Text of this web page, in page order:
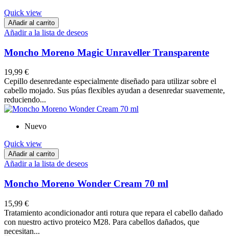
Quick view
Añadir al carrito
Añadir a la lista de deseos
Moncho Moreno Magic Unraveller Transparente
19,99 €
Cepillo desenredante especialmente diseñado para utilizar sobre el
cabello mojado. Sus púas flexibles ayudan a desenredar suavemente,
reduciendo...
Nuevo
Quick view
Añadir al carrito
Añadir a la lista de deseos
Moncho Moreno Wonder Cream 70 ml
15,99 €
Tratamiento acondicionador anti rotura que repara el cabello dañado
con nuestro activo proteico M28. Para cabellos dañados, que
necesitan...